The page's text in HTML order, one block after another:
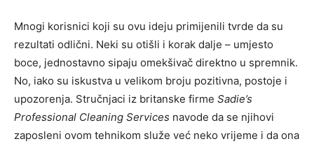
Mnogi korisnici koji su ovu ideju primijenili tvrde da su
rezultati odlični. Neki su otišli i korak dalje – umjesto
boce, jednostavno sipaju omekšivač direktno u spremnik.
No, iako su iskustva u velikom broju pozitivna, postoje i
upozorenja. Stručnjaci iz britanske firme Sadie’s
Professional Cleaning Services navode da se njihovi
zaposleni ovom tehnikom služe već neko vrijeme i da ona